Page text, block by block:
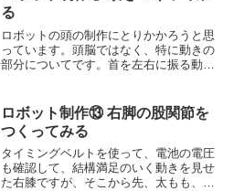
てみたいと思います...
る
ロボットの頭の制作にとりかかろうと思
っています。頭脳ではなく、特に動きの
部分についてです。首を左右に振る動
エーターを作りたいと思います。アニマ
トロニクス以前より良く拝見...
ロボット制作⑬ 右脚の股関節を
つくってみる
タイミングベルトを使って、電池の電圧
も確認して、結構満足のいく動きを見せ
た右膝ですが、そこから先、太もも、股